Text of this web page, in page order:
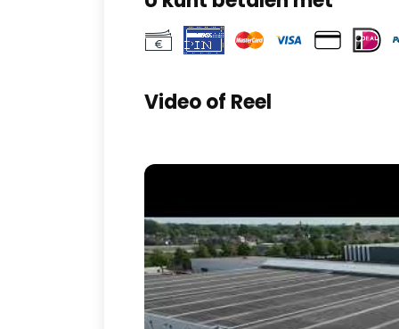
Video of Reel